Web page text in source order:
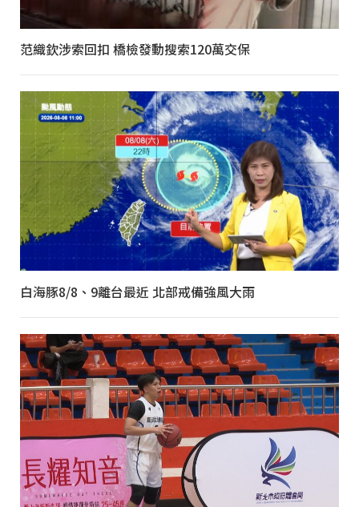
范織欽涉索回扣 橋檢發動搜索120萬交保
白海豚8/8、9離台最近 北部戒備強風大雨